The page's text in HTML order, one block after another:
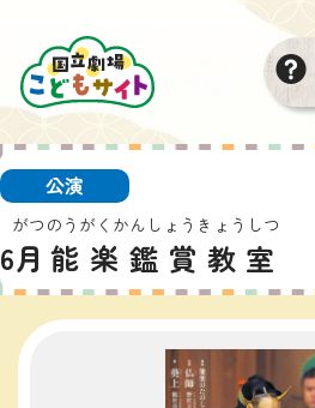
公演
6月
がつ
能楽鑑賞教室
のうがくかんしょうきょうしつ